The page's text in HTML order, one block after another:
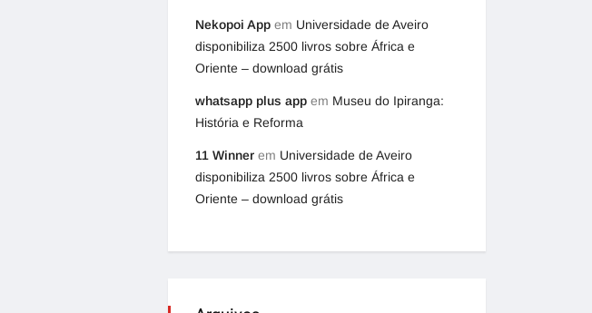
Nekopoi App em Universidade de Aveiro
disponibiliza 2500 livros sobre África e
Oriente – download grátis
whatsapp plus app em Museu do Ipiranga:
História e Reforma
11 Winner em Universidade de Aveiro
disponibiliza 2500 livros sobre África e
Oriente – download grátis